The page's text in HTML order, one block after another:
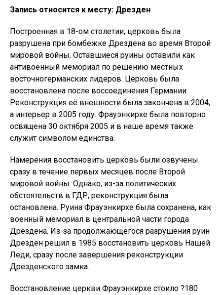
Запись относится к месту: Дрезден
Построенная в 18-ом столетии, церковь была
разрушена при бомбежке Дрездена во время Второй
мировой войны. Оставшиеся руины оставили как
антивоенный мемориал по решению местных
восточногерманских лидеров. Церковь была
восстановлена после воссоединения Германии.
Реконструкция её внешности была закончена в 2004,
а интерьер в 2005 году. Фрауэнкирхе была повторно
освящена 30 октября 2005 и в наше время также
служит символом единства.
Намерения восстановить церковь были озвучены
сразу в течение первых месяцев после Второй
мировой войны. Однако, из-за политических
обстоятельств в ГДР, реконструкция была
остановлена. Руина Фрауэнкирхе была сохранена, как
военный мемориал в центральной части города
Дрездена. Из-за продолжающегося разрушения руин
Дрезден решил в 1985 восстановить церковь Нашей
Леди, сразу после завершения реконструкции
Дрезденского замка.
Восстановление церкви Фрауэнкирхе стоило ?180